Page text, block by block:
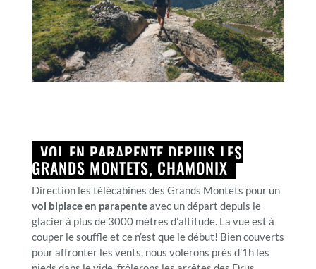
VOL EN PARAPENTE DEPUIS LES
GRANDS MONTETS, CHAMONIX
Direction les télécabines des Grands Montets pour un
vol biplace en parapenteavec un départ depuis le
glacier à plus de 3000 mètres d’altitude. La vue est à
couper le souffle et ce n’est que le début! Bien couverts
pour affronter les vents, nous volerons près d’1h les